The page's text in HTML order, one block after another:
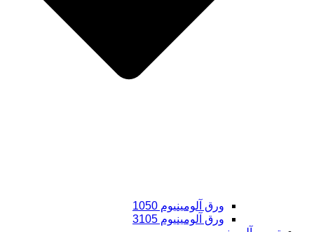
ورق آلومینیوم 1050
ورق آلومینیوم 3105